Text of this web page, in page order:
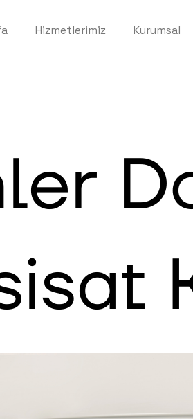
Hizmetlerimiz Kurumsal